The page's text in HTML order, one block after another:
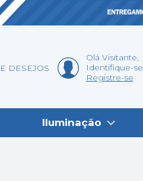
DESEJOS
Olá Visitante,
Identifique-se
Registre-se
Iluminação